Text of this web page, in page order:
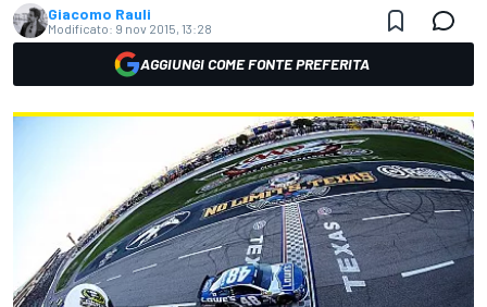
Giacomo Rauli
Modificato: 9 nov 2015, 13:28
AGGIUNGI COME FONTE PREFERITA